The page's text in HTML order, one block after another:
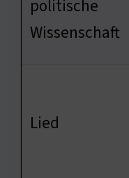
politische
Wissenschaft
Lied